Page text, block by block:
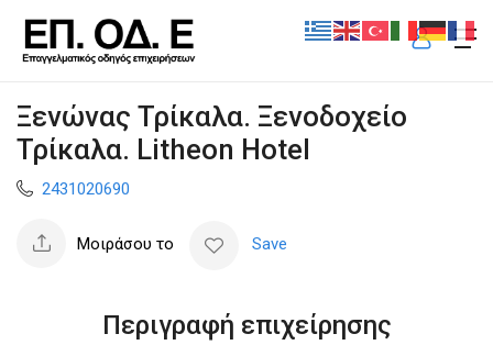
Ξενώνας Τρίκαλα. Ξενοδοχείο
Τρίκαλα. Litheon Hotel
2431020690
Μοιράσου το Save
Περιγραφή επιχείρησης